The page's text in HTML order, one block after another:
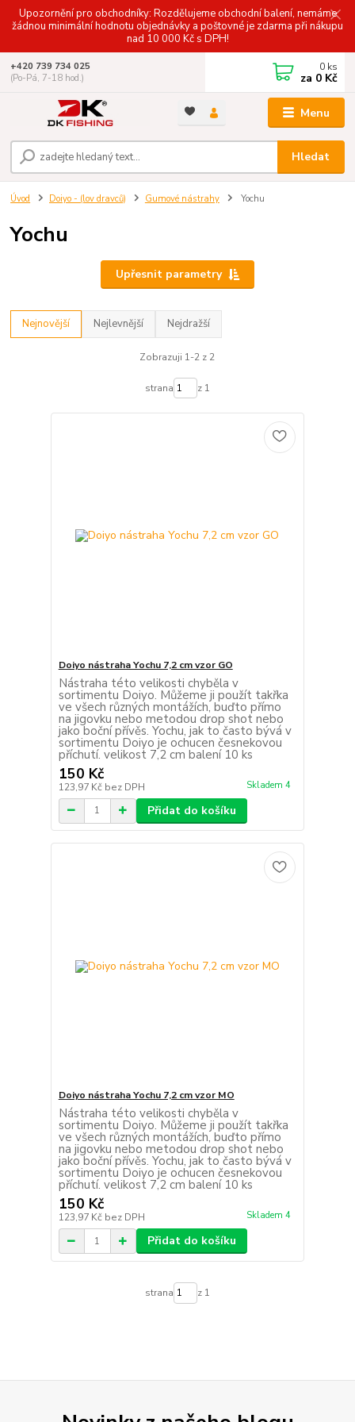
Upozornění pro obchodníky: Rozdělujeme obchodní balení, nemáme
žádnou minimální hodnotu objednávky a poštovné je zdarma při nákupu
nad 10 000 Kč s DPH!
Menu
Hledat
+420 739 734 025
(Po-Pá, 7-18 hod.)
0 ks
za 0 Kč
Úvod Doiyo - (lov dravců) Gumové nástrahy Yochu
Yochu
Upřesnit parametry
Nejnovější Nejlevnější Nejdražší
Zobrazuji 1-2 z 2
strana z 1
Doiyo nástraha Yochu 7,2 cm vzor GO
Nástraha této velikosti chyběla v
sortimentu Doiyo. Můžeme ji použít takřka
ve všech různých montážích, buďto přímo
na jigovku nebo metodou drop shot nebo
jako boční přívěs. Yochu, jak to často bývá v
sortimentu Doiyo je ochucen česnekovou
příchutí. velikost 7,2 cm balení 10 ks
150 Kč
123,97 Kč bez DPH Skladem 4
Přidat do košíku
Doiyo nástraha Yochu 7,2 cm vzor MO
Nástraha této velikosti chyběla v
sortimentu Doiyo. Můžeme ji použít takřka
ve všech různých montážích, buďto přímo
na jigovku nebo metodou drop shot nebo
jako boční přívěs. Yochu, jak to často bývá v
sortimentu Doiyo je ochucen česnekovou
příchutí. velikost 7,2 cm balení 10 ks
150 Kč
123,97 Kč bez DPH Skladem 4
Přidat do košíku
strana z 1